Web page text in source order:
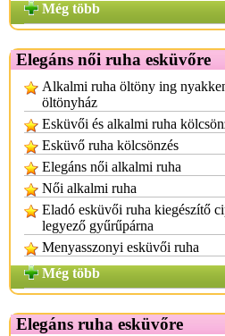
Még több
Elegáns női ruha esküvőre
Alkalmi ruha öltöny ing
öltönyház
Esküvői és alkalmi ruha
Esküvő ruha kölcsönzés
Elegáns női alkalmi ruha
Női alkalmi ruha
Eladó esküvői ruha kiegészítő
legyező gyűrűpárna
Menyasszonyi esküvői ruha
Még több
Elegáns ruha esküvőre